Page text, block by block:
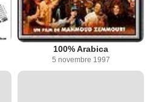
100% Arabica
5 novembre 1997